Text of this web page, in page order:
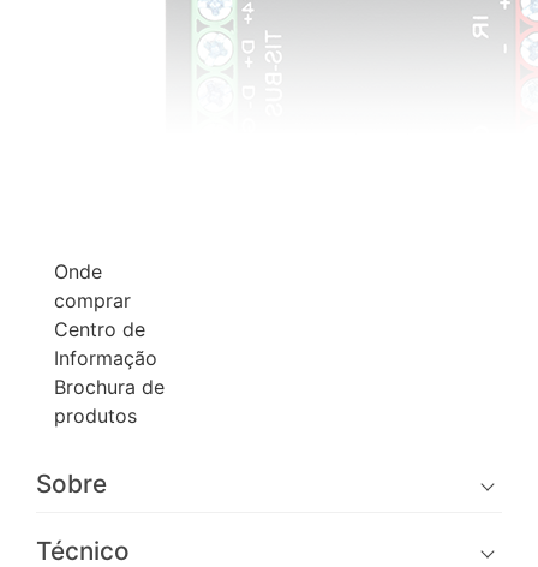
Onde
comprar
Centro de
Informação
Brochura de
produtos
Sobre
Técnico